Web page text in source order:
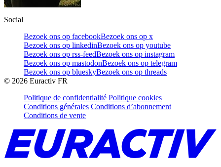
Social
Bezoek ons op facebookBezoek ons op x
Bezoek ons op linkedinBezoek ons op youtube
Bezoek ons op rss-feedBezoek ons op instagram
Bezoek ons op mastodonBezoek ons op telegram
Bezoek ons op blueskyBezoek ons op threads
© 2026 Euractiv FR
Politique de confidentialité Politique cookies
Conditions générales Conditions d’abonnement
Conditions de vente